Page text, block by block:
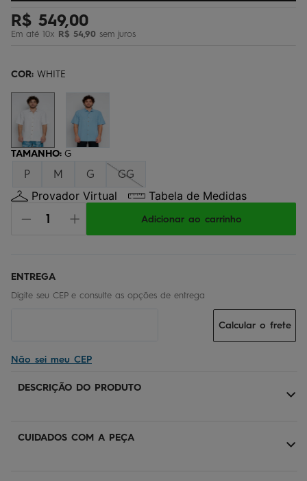
R$ 549,00
Em até 10x R$ 54,90 sem juros
COR: WHITE
TAMANHO: G
P M G GG
Provador Virtual Tabela de Medidas
Adicionar ao carrinho
Não sei meu CEP
Calcular o frete
DESCRIÇÃO DO PRODUTO
CUIDADOS COM A PEÇA
º bermuda
6º óculos
9 chinelo
10 º calça